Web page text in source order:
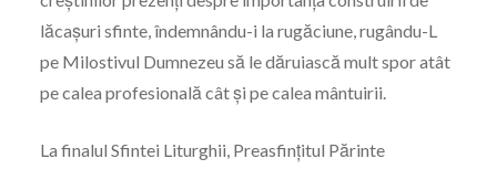
lăcașuri sfinte, îndemnându-i la rugăciune, rugându-L
pe Milostivul Dumnezeu să le dăruiască mult spor atât
pe calea profesională cât și pe calea mântuirii.
La finalul Sfintei Liturghii, Preasfințitul Părinte